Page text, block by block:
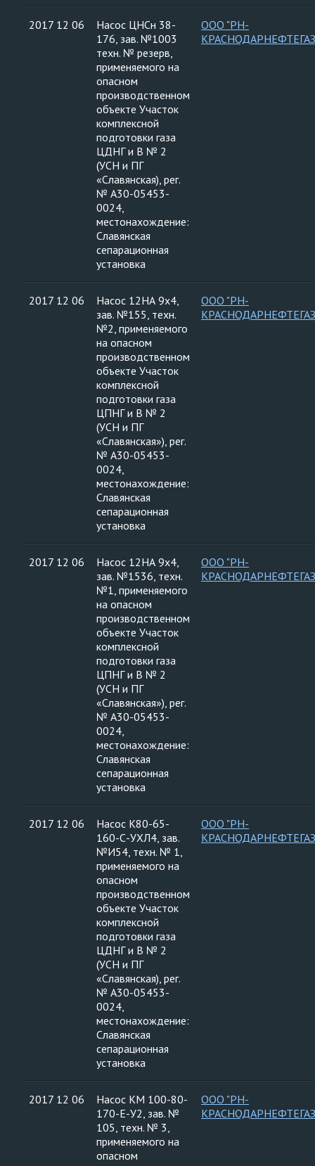
2017 12 06
Насос ЦНСн 38-
176, зав. №1003
техн. № резерв,
применяемого на
опасном
производственном
объекте Участок
комплексной
подготовки газа
ЦДНГ и В № 2
(УСН и ПГ
«Славянская), рег.
№ А30-05453-
0024,
местонахождение:
Славянская
сепарационная
установка
ООО "РН-
2017 12 06
Насос 12НА 9х4,
зав. №155, техн.
№2, применяемого
на опасном
производственном
объекте Участок
комплексной
подготовки газа
ЦПНГ и В № 2
(УСН и ПГ
«Славянская»), рег.
№ А30-05453-
0024,
местонахождение:
Славянская
сепарационная
установка
ООО "РН-
2017 12 06
Насос 12НА 9х4,
зав. №1536, техн.
№1, применяемого
на опасном
производственном
объекте Участок
комплексной
подготовки газа
ЦПНГ и В № 2
(УСН и ПГ
«Славянская»), рег.
№ А30-05453-
0024,
местонахождение:
Славянская
сепарационная
установка
ООО "РН-
2017 12 06
Насос К80-65-
160-С-УХЛ4, зав.
№И54, техн. № 1,
применяемого на
опасном
производственном
объекте Участок
комплексной
подготовки газа
ЦДНГ и В № 2
(УСН и ПГ
«Славянская), рег.
№ А30-05453-
0024,
местонахождение:
Славянская
сепарационная
установка
ООО "РН-
2017 12 06
Насос КМ 100-80-
170-Е-У2, зав. №
105, техн. № 3,
применяемого на
опасном
ООО "РН-